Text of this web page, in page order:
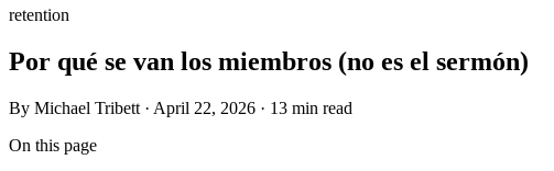
retention
Por qué se van los miembros (no es el sermón)
By Michael Tribett · April 22, 2026 · 13 min read
On this page